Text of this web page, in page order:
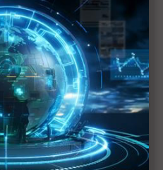
產安全 精誠集團協力宜蘭
入全新AI功能RealSight
電子系統設計軟體
語言模型AI部署